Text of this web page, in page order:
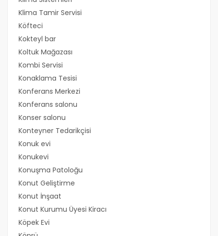
Klima Tamir Servisi
Köfteci
Kokteyl bar
Koltuk Mağazası
Kombi Servisi
Konaklama Tesisi
Konferans Merkezi
Konferans salonu
Konser salonu
Konteyner Tedarikçisi
Konuk evi
Konukevi
Konuşma Patoloğu
Konut Geliştirme
Konut İnşaat
Konut Kurumu Üyesi Kiracı
Köpek Evi